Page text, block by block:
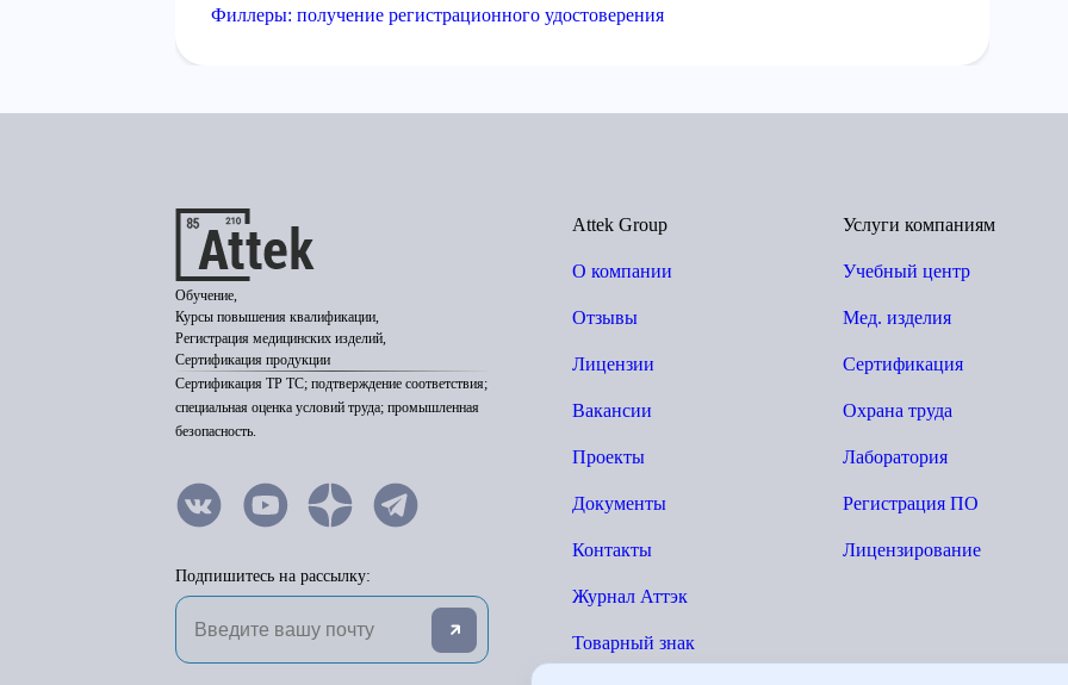
Филлеры: получение регистрационного удостоверения
Обучение,
Курсы повышения квалификации,
Регистрация медицинских изделий,
Сертификация продукции
Сертификация ТР ТС; подтверждение соответствия;
специальная оценка условий труда; промышленная
безопасность.
Подпишитесь на рассылку:
Attek Group
О компании
Отзывы
Лицензии
Вакансии
Проекты
Документы
Контакты
Журнал Аттэк
Товарный знак
Услуги компаниям
Учебный центр
Мед. изделия
Сертификация
Охрана труда
Лаборатория
Регистрация ПО
Лицензирование